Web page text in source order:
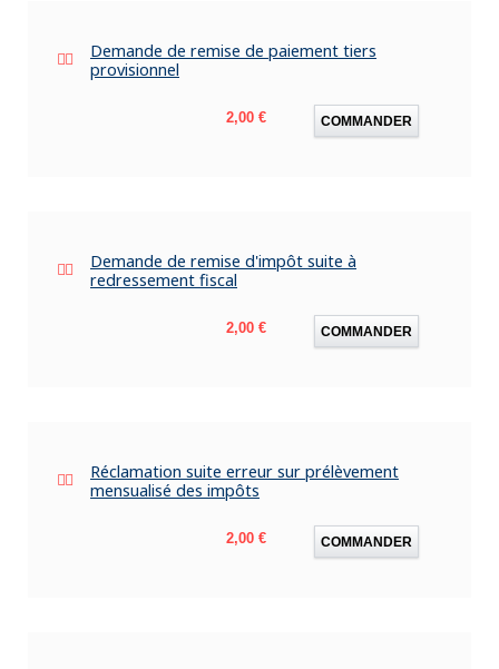
Demande de remise de paiement tiers
provisionnel
Prix
2,00 € COMMANDER
Demande de remise d'impôt suite à
redressement fiscal
Prix
2,00 € COMMANDER
Réclamation suite erreur sur prélèvement
mensualisé des impôts
Prix
2,00 € COMMANDER